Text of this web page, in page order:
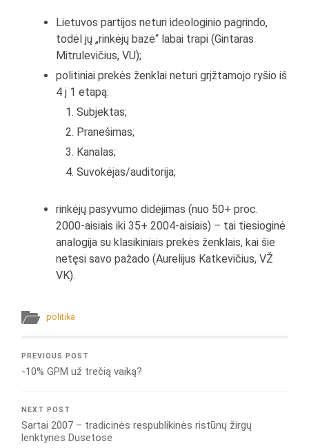
Lietuvos partijos neturi ideologinio pagrindo,
todėl jų „rinkėjų bazė“ labai trapi (Gintaras
Mitrulevičius, VU);
politiniai prekės ženklai neturi grįžtamojo ryšio iš
4 į 1 etapą:
Subjektas;
Pranešimas;
Kanalas;
Suvokėjas/auditorija;
rinkėjų pasyvumo didėjimas (nuo 50+ proc.
2000-aisiais iki 35+ 2004-aisiais) – tai tiesioginė
analogija su klasikiniais prekės ženklais, kai šie
netęsi savo pažado (Aurelijus Katkevičius, VŽ
VK).
politika
PREVIOUS POST
-10% GPM už trečią vaiką?
NEXT POST
Sartai 2007 – tradicinės respublikinės ristūnų žirgų
lenktynės Dusetose